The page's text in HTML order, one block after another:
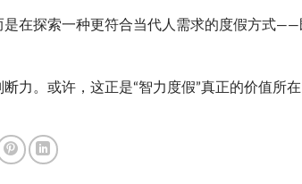
在探索一种更符合当代人需求的度假方式——
力。或许，这正是“智力度假”真正的价值所